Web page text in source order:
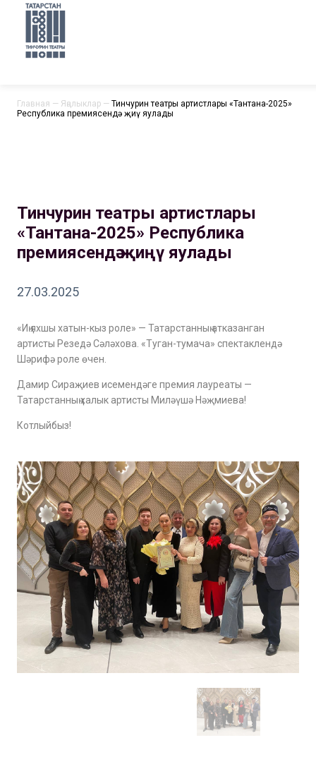
Главная — Яңалыклар — Тинчурин театры артистлары «Тантана-2025»
Республика премиясендә җиңү яулады
Тинчурин театры артистлары
«Тантана-2025» Республика
премиясендә җиңү яулады
27.03.2025
«Иң яхшы хатын-кыз роле» — Татарстанның атказанган
артисты Резедә Сәләхова. «Туган-тумача» спектаклендә
Шәрифә роле өчен.
Дамир Сираҗиев исемендәге премия лауреаты —
Татарстанның халык артисты Миләүшә Нәҗмиева!
Котлыйбыз!